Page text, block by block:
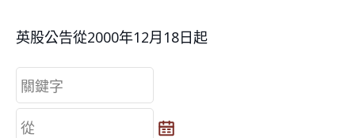
英股公告從2000年12月18日起
從